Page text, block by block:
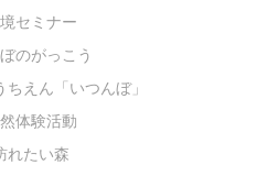
セミナー
のがっこう
えん「いつんぼ」
体験活動
れたい森